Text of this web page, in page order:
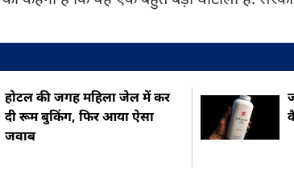
होटल की जगह महिला जेल में कर
दी रूम बुकिंग, फिर आया ऐसा
जवाब